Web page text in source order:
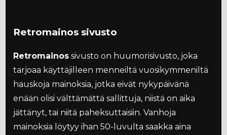
Retromainos sivusto
Retromainos sivusto on huumorisivusto, joka
tarjoaa käyttäjilleen menneiltä vuosikymmeniltä
hauskoja mainoksia, jotka eivät nykypäivänä
enään olisi välttämättä sallittuja, niistä on aika
jättänyt, tai niitä paheksuttaisiin. Vanhoja
mainoksia löytyy ihan 50-luvulta saakka aina